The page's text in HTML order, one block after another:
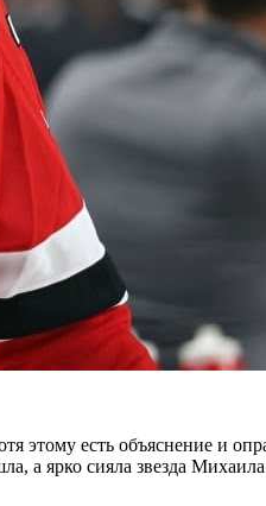
этому есть объяснение и
а ярко сияла звезда